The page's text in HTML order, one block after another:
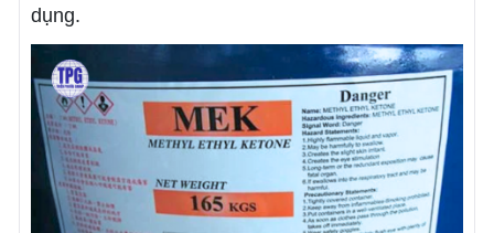
dụng.